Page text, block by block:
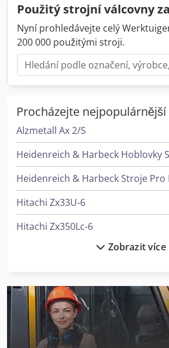
Použitý strojní válcovny
Nyní prohledávejte celý
200 000 použitými stroji.
Procházejte
Alzmetall Ax 2/S
Heidenreich & Harbeck Stroje
Hitachi Zx33U-6
Hitachi Zx350Lc-6
Kasto Kastowa C 7
Lagun L 1400
Zobrazit více